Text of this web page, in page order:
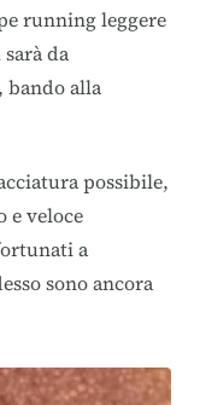
running leggere
da
bando alla
possibile,
e veloce
a
sono ancora